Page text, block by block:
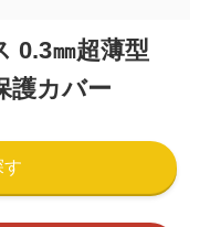
0.3㎜超薄型
護カバー
す